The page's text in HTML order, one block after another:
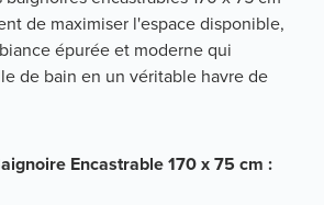
de maximiser l'espace disponible,
épurée et moderne qui
de bain en un véritable havre de
Encastrable 170 x 75 cm :